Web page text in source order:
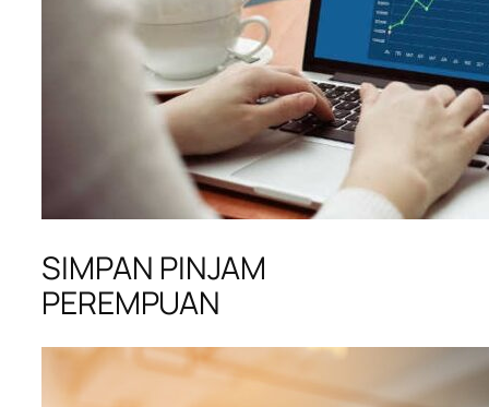
SIMPAN PINJAM
PEREMPUAN